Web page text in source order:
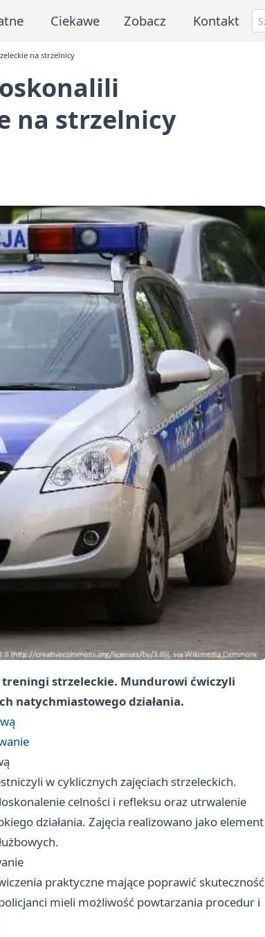
Ciekawe Zobacz Kontakt
na strzelnicy
na strzelnicy
strzeleckie. Mundurowi ćwiczyli
natychmiastowego działania.
w cyklicznych zajęciach strzeleckich.
celności i refleksu oraz utrwalenie
działania. Zajęcia realizowano jako element
praktyczne mające poprawić skuteczność
mieli możliwość powtarzania procedur i